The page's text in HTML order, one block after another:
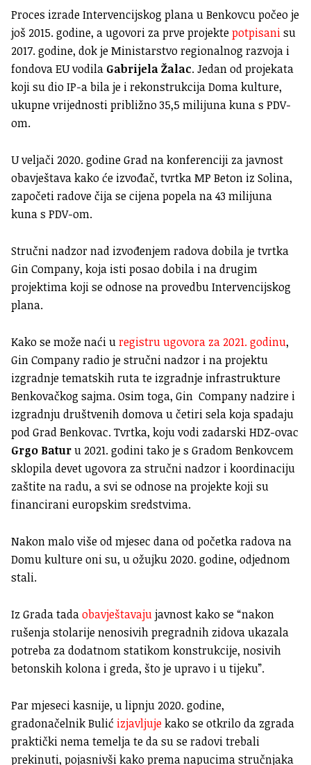
Proces izrade Intervencijskog plana u Benkovcu počeo je
još 2015. godine, a ugovori za prve projektepotpisanisu
2017. godine, dok je Ministarstvo regionalnog razvoja i
fondova EU vodila Gabrijela Žalac. Jedan od projekata
koji su dio IP-a bila je i rekonstrukcija Doma kulture,
ukupne vrijednosti približno 35,5 milijuna kuna s PDV-
om.
U veljači 2020. godine Grad na konferenciji za javnost
obavještava kako će izvođač, tvrtka MP Beton iz Solina,
započeti radove čija se cijena popela na 43 milijuna
kuna s PDV-om.
Stručni nadzor nad izvođenjem radova dobila je tvrtka
Gin Company, koja isti posao dobila i na drugim
projektima koji se odnose na provedbu Intervencijskog
plana.
Kako se može naći uregistru ugovora za 2021. godinu,
Gin Company radio je stručni nadzor i na projektu
izgradnje tematskih ruta te izgradnje infrastrukture
Benkovačkog sajma. Osim toga, Gin Company nadzire i
izgradnju društvenih domova u četiri sela koja spadaju
pod Grad Benkovac. Tvrtka, koju vodi zadarski HDZ-ovac
Grgo Baturu 2021. godini tako je s Gradom Benkovcem
sklopila devet ugovora za stručni nadzor i koordinaciju
zaštite na radu, a svi se odnose na projekte koji su
financirani europskim sredstvima.
Nakon malo više od mjesec dana od početka radova na
Domu kulture oni su, u ožujku 2020. godine, odjednom
stali.
Iz Grada tadaobavještavajujavnost kako se “nakon
rušenja stolarije nenosivih pregradnih zidova ukazala
potreba za dodatnom statikom konstrukcije, nosivih
betonskih kolona i greda, što je upravo i u tijeku”.
Par mjeseci kasnije, u lipnju 2020. godine,
gradonačelnik Bulić izjavljujekako se otkrilo da zgrada
praktički nema temelja te da su se radovi trebali
prekinuti, pojasnivši kako prema napucima stručnjaka